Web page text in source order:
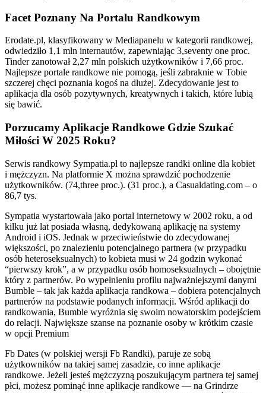
Facet Poznany Na Portalu Randkowym
Erodate.pl, klasyfikowany w Mediapanelu w kategorii randkowej,
odwiedziło 1,1 mln internautów, zapewniając 3,seventy one proc.
Tinder zanotował 2,27 mln polskich użytkowników i 7,66 proc.
Najlepsze portale randkowe nie pomogą, jeśli zabraknie w Tobie
szczerej chęci poznania kogoś na dłużej. Zdecydowanie jest to
aplikacja dla osób pozytywnych, kreatywnych i takich, które lubią
się bawić.
Porzucamy Aplikacje Randkowe Gdzie Szukać
Miłości W 2025 Roku?
Serwis randkowy Sympatia.pl to najlepsze randki online dla kobiet
i mężczyzn. Na platformie X można sprawdzić pochodzenie
użytkowników. (74,three proc.). (31 proc.), a Casualdating.com – o
86,7 tys.
Sympatia wystartowała jako portal internetowy w 2002 roku, a od
kilku już lat posiada własną, dedykowaną aplikację na systemy
Android i iOS. Jednak w przeciwieństwie do zdecydowanej
większości, po znalezieniu potencjalnego partnera (w przypadku
osób heteroseksualnych) to kobieta musi w 24 godzin wykonać
“pierwszy krok”, a w przypadku osób homoseksualnych – obojętnie
który z partnerów. Po wypełnieniu profilu najważniejszymi danymi
Bumble – tak jak każda aplikacja randkowa – dobiera potencjalnych
partnerów na podstawie podanych informacji. Wśród aplikacji do
randkowania, Bumble wyróżnia się swoim nowatorskim podejściem
do relacji. Największe szanse na poznanie osoby w krótkim czasie
w opcji Premium
Fb Dates (w polskiej wersji Fb Randki), paruje ze sobą
użytkowników na takiej samej zasadzie, co inne aplikacje
randkowe. Jeżeli jesteś mężczyzną poszukującym partnera tej samej
płci, możesz pominąć inne aplikacje randkowe — na Grindrze